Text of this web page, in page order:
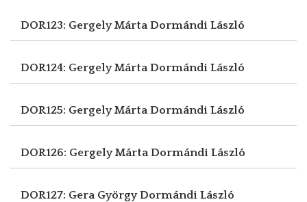
DOR123: Gergely MártaDormándi László
DOR124: Gergely MártaDormándi László
DOR125: Gergely MártaDormándi László
DOR126: Gergely MártaDormándi László
DOR127: Gera GyörgyDormándi László